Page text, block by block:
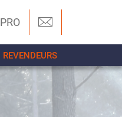
PRO
REVENDEURS